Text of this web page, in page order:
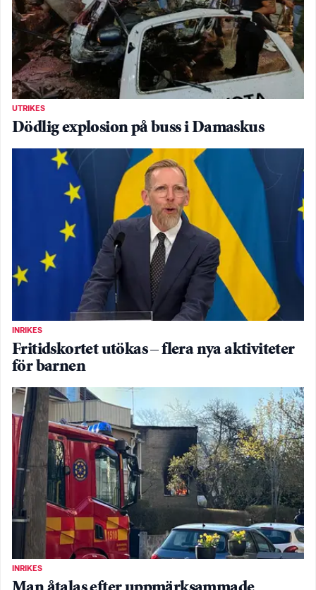
UTRIKES
Dödlig explosion på buss i Damaskus
INRIKES
Fritidskortet utökas – flera nya aktiviteter
för barnen
INRIKES